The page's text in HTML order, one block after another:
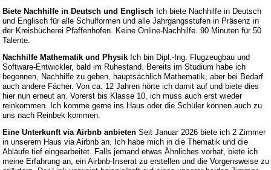
Biete Nachhilfe in Deutsch und Englisch Ich biete Nachhilfe in Deutsch
und Englisch für alle Schulformen und alle Jahrgangsstufen in Präsenz in
der Kreisbücherei Pfaffenhofen. Keine Online-Nachhilfe. 90 Minuten für 50
Talente.
Nachhilfe Mathematik und Physik Ich bin Dipl.-Ing. Flugzeugbau und
Software-Entwickler, bald im Ruhestand. Bereits im Studium habe ich
begonnen, Nachhilfe zu geben, hauptsächlich Mathematik, aber bei Bedarf
auch andere Fächer. Von ca. 12 Jahren hörte ich damit auf und biete dies
hier nun erneut an. Vorerst bis Klasse 10, ich muss auch erst wieder
reinkommen. Ich komme gerne ins Haus oder die Schüler können auch zu
uns nach Reinbek kommen.
Eine Unterkunft via Airbnb anbieten Seit Januar 2026 biete ich 2 Zimmer
in unserem Haus via Airbnb an. Ich habe mich in die Thematik und die
Abläufe tief eingearbeitet. Falls jemand etwas Ähnliches vorhat, biete ich
meine Erfahrung an, ein Airbnb-Inserat zu erstellen und die Vorgensweise zu